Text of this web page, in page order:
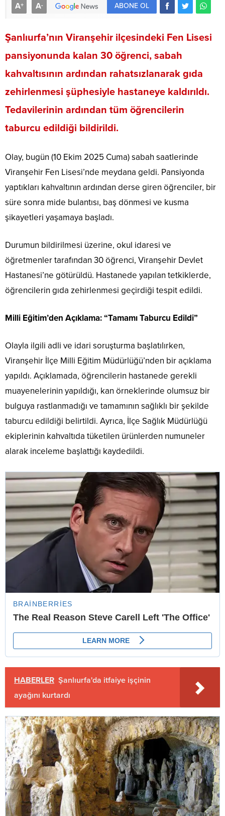
A+ A- ABONE OL
Şanlıurfa’nın Viranşehir ilçesindeki Fen Lisesi
pansiyonunda kalan 30 öğrenci, sabah
kahvaltısının ardından rahatsızlanarak gıda
zehirlenmesi şüphesiyle hastaneye kaldırıldı.
Tedavilerinin ardından tüm öğrencilerin
taburcu edildiği bildirildi.
Olay, bugün (10 Ekim 2025 Cuma) sabah saatlerinde
Viranşehir Fen Lisesi’nde meydana geldi. Pansiyonda
yaptıkları kahvaltının ardından derse giren öğrenciler, bir
süre sonra mide bulantısı, baş dönmesi ve kusma
şikayetleri yaşamaya başladı.
Durumun bildirilmesi üzerine, okul idaresi ve
öğretmenler tarafından 30 öğrenci, Viranşehir Devlet
Hastanesi’ne götürüldü. Hastanede yapılan tetkiklerde,
öğrencilerin gıda zehirlenmesi geçirdiği tespit edildi.
Milli Eğitim’den Açıklama: “Tamamı Taburcu Edildi”
Olayla ilgili adli ve idari soruşturma başlatılırken,
Viranşehir İlçe Milli Eğitim Müdürlüğü’nden bir açıklama
yapıldı. Açıklamada, öğrencilerin hastanede gerekli
muayenelerinin yapıldığı, kan örneklerinde olumsuz bir
bulguya rastlanmadığı ve tamamının sağlıklı bir şekilde
taburcu edildiği belirtildi. Ayrıca, İlçe Sağlık Müdürlüğü
ekiplerinin kahvaltıda tüketilen ürünlerden numuneler
alarak inceleme başlattığı kaydedildi.
HABERLER Şanlıurfa'da itfaiye işçinin
ayağını kurtardı